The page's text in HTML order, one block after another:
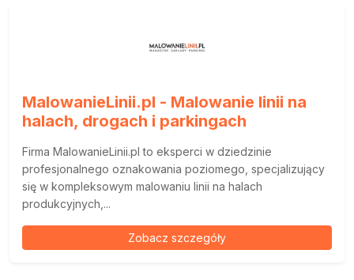
MalowanieLinii.pl - Malowanie linii na
halach, drogach i parkingach
Firma MalowanieLinii.pl to eksperci w dziedzinie
profesjonalnego oznakowania poziomego, specjalizujący
się w kompleksowym malowaniu linii na halach
produkcyjnych,...
Zobacz szczegóły